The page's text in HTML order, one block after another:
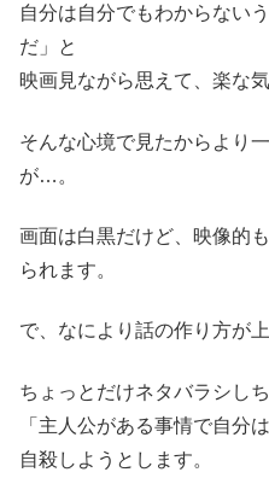
自分は自分でもわからない
だ」と
映画見ながら思えて、楽な
そんな心境で見たからより
が…。
画面は白黒だけど、映像的
られます。
で、なにより話の作り方が上
ちょっとだけネタバラシし
「主人公がある事情で自分
自殺しようとします。